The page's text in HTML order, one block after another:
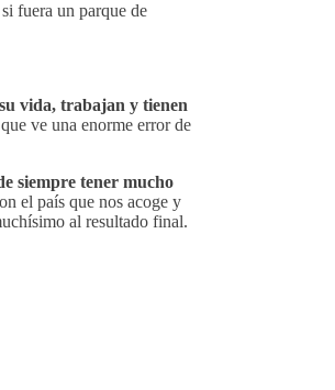
fuera un parque de
vida, trabajan y tienen
ve una enorme error de
siempre tener mucho
el país que nos acoge y
al resultado final.